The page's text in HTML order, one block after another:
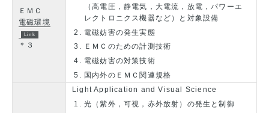
ＥＭＣ
電磁環境
＊３
（高電圧，静電気，大電流，放電，パワーエ
レクトロニクス機器など）と対象設備
電磁妨害の発生実態
ＥＭＣのための計測技術
電磁妨害の対策技術
国内外のＥＭＣ関連規格
Light Application and Visual Science
光（紫外，可視，赤外放射）の発生と制御